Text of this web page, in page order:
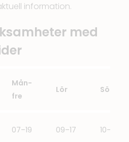
information.
med
Mån-
fre
Lör Sön
07–19 09–17 10–17